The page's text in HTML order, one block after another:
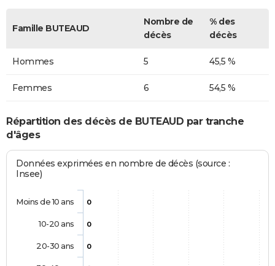
Famille BUTEAUD
Nombre de
décès
% des
décès
Hommes 5 45,5 %
Femmes 6 54,5 %
Répartition des décès de BUTEAUD par tranche
d'âges
Données exprimées en nombre de décès (source :
Insee)
0
0
0
Moins de 10 ans
10-20 ans
20-30 ans